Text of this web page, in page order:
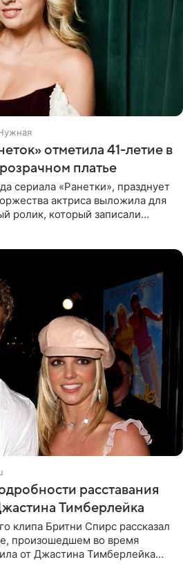
отметила 41-летие в
платье
сериала «Ранетки», празднует
актриса выложила для
ролик, который записали
расставания
Тимберлейка
клипа Бритни Спирс рассказал
произошедшем во время
от Джастина Тимберлейка